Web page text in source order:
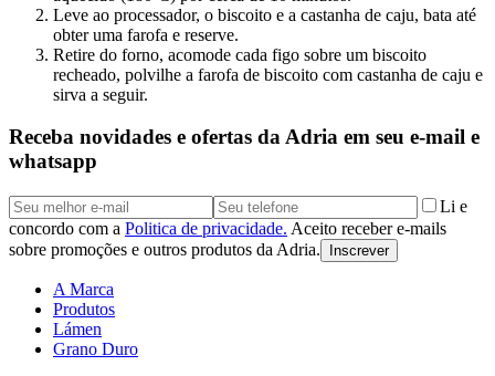
Leve ao processador, o biscoito e a castanha de caju, bata até
obter uma farofa e reserve.
Retire do forno, acomode cada figo sobre um biscoito
recheado, polvilhe a farofa de biscoito com castanha de caju e
sirva a seguir.
Receba novidades e ofertas da Adria em seu e-mail e
whatsapp
Li e
concordo com a Politica de privacidade. Aceito receber e-mails
sobre promoções e outros produtos da Adria.
Inscrever
A Marca
Produtos
Lámen
Grano Duro